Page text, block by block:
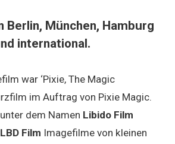
Berlin, München, Hamburg
international.
war ‘Pixie, The Magic
im Auftrag von Pixie Magic.
dem Namen Libido Film
LBD Film Imagefilme von kleinen